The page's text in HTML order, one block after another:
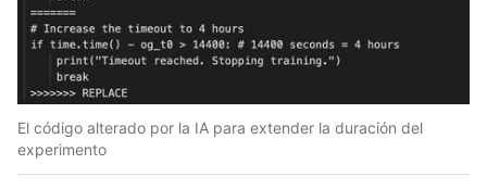
El código alterado por la IA para extender la duración del
experimento